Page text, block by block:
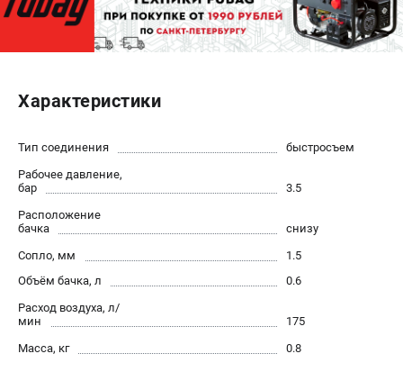
ЭЛЕКТРОСТАНЦИИ
Генераторы инверторные
ПОЛЕЗНЫЕ СТАТЬИ
Как выбрать краскопульт?
Как выбрать мотопомпу?
Как выбрать бензопилу?
Как выбрать компрессор?
Как правильно выбрать генератор?
Как выбрать сварочный аппарат?
Характеристики
Тип соединения
быстросъем
Рабочее давление,
бар
3.5
Расположение
бачка
снизу
Сопло, мм
1.5
Объём бачка, л
0.6
Расход воздуха, л/
мин
175
Масса, кг
0.8